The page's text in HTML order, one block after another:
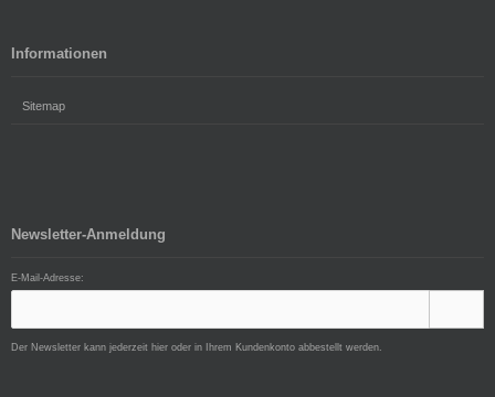
Informationen
Sitemap
Newsletter-Anmeldung
E-Mail-Adresse:
Der Newsletter kann jederzeit hier oder in Ihrem Kundenkonto abbestellt werden.